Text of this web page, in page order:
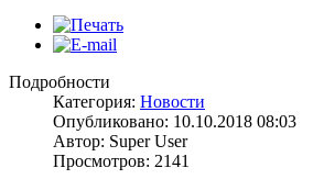
Подробности
Категория: Новости
Опубликовано: 10.10.2018 08:03
Автор: Super User
Просмотров: 2141